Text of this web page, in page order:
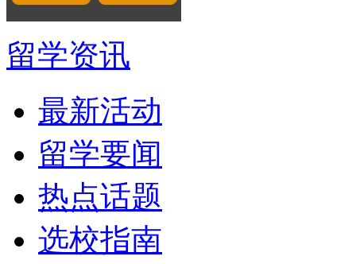
留学资讯
最新活动
留学要闻
热点话题
选校指南